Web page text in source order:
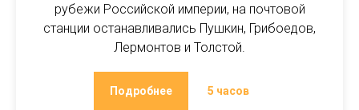
рубежи Российской империи, на почтовой
станции останавливались Пушкин, Грибоедов,
Лермонтов и Толстой.
Подробнее 5 часов